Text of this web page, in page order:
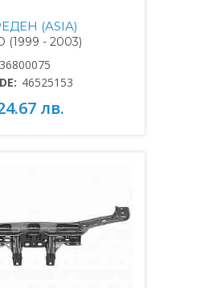
(ASIA)
(1999 - 2003)
46525153
лв.